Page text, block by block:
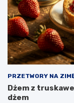
PRZETWORY NA
Dżem z
dżem